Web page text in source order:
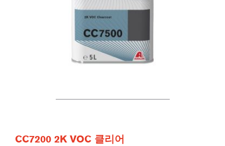
CC7200 2K VOC 클리어